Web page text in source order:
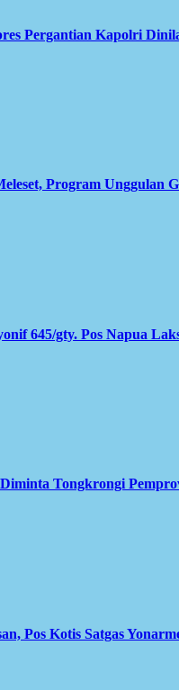
Pergantian Kapolri
Program Unggulan
645/gty. Pos Napua
Tongkrongi
Pos Kotis Satgas